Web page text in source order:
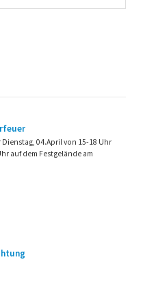
04.April von 15-18 Uhr
auf dem Festgelände am